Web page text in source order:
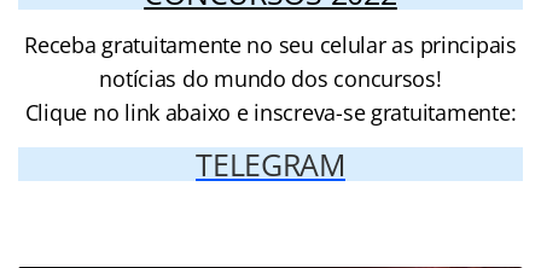
Receba gratuitamente no seu celular as principais
notícias do mundo dos concursos!
Clique no link abaixo e inscreva-se gratuitamente:
TELEGRAM